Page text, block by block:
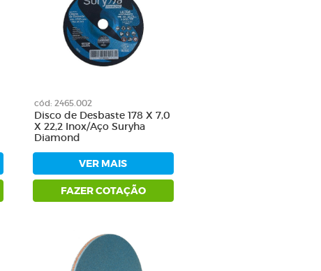
cód: 2465.002
Disco de Desbaste 178 X 7,0
X 22,2 Inox/Aço Suryha
Diamond
VER MAIS
FAZER COTAÇÃO